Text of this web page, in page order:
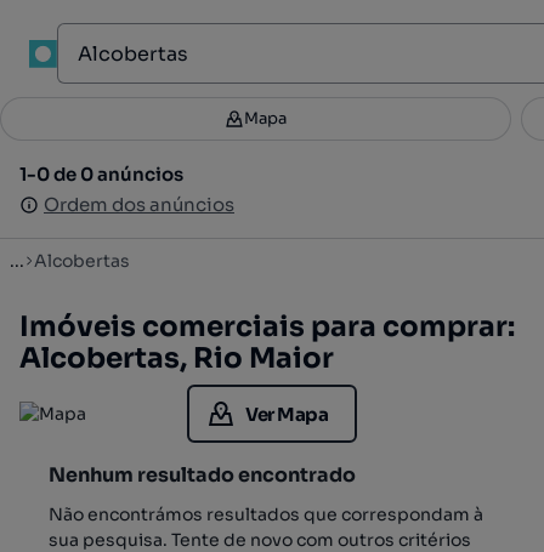
Filtros 2
1-0 de 0 anúncios
Ordem dos anúncios
Mapa
1-0 de 0 anúncios
Ordem dos anúncios
... Alcobertas
Imóveis comerciais para comprar:
Alcobertas, Rio Maior
Ver Mapa
Nenhum resultado encontrado
Não encontrámos resultados que correspondam à
sua pesquisa. Tente de novo com outros critérios